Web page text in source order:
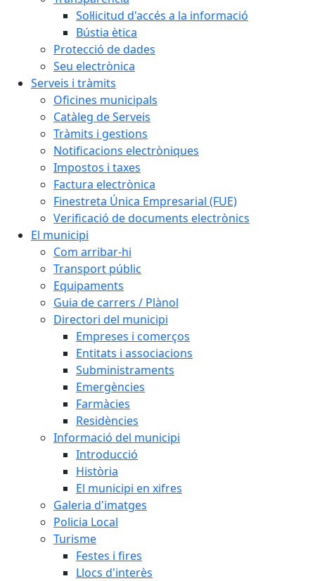
Sol·licitud d'accés a la informació
Bústia ètica
Protecció de dades
Seu electrònica
Serveis i tràmits
Oficines municipals
Catàleg de Serveis
Tràmits i gestions
Notificacions electròniques
Impostos i taxes
Factura electrònica
Finestreta Única Empresarial (FUE)
Verificació de documents electrònics
El municipi
Com arribar-hi
Transport públic
Equipaments
Guia de carrers / Plànol
Directori del municipi
Empreses i comerços
Entitats i associacions
Subministraments
Emergències
Farmàcies
Residències
Informació del municipi
Introducció
Història
El municipi en xifres
Galeria d'imatges
Policia Local
Turisme
Festes i fires
Llocs d'interès